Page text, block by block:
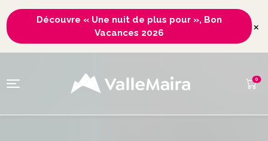
0
Découvre « Une nuit de plus pour », Bon
Vacances 2026
×